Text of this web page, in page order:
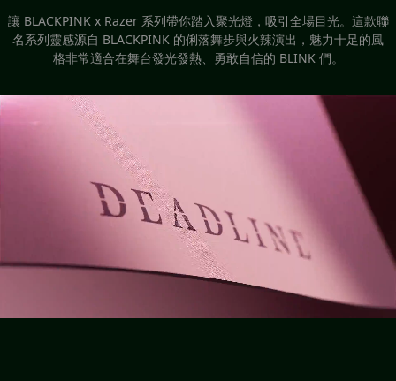
讓 BLACKPINK x Razer 系列帶你踏入聚光燈，吸引全場目光。這款聯
名系列靈感源自 BLACKPINK 的俐落舞步與火辣演出，魅力十足的風
格非常適合在舞台發光發熱、勇敢自信的 BLINK 們。